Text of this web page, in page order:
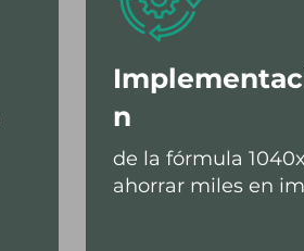
n
de la fórmula
ahorrar miles en